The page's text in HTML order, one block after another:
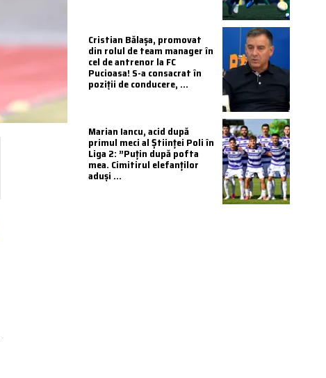
Cristian Bălașa, promovat
din rolul de team manager în
cel de antrenor la FC
Pucioasa! S-a consacrat în
poziții de conducere, ...
Marian Iancu, acid după
primul meci al Științei Poli în
Liga 2: ”Puțin după pofta
mea. Cimitirul elefanților
aduși ...